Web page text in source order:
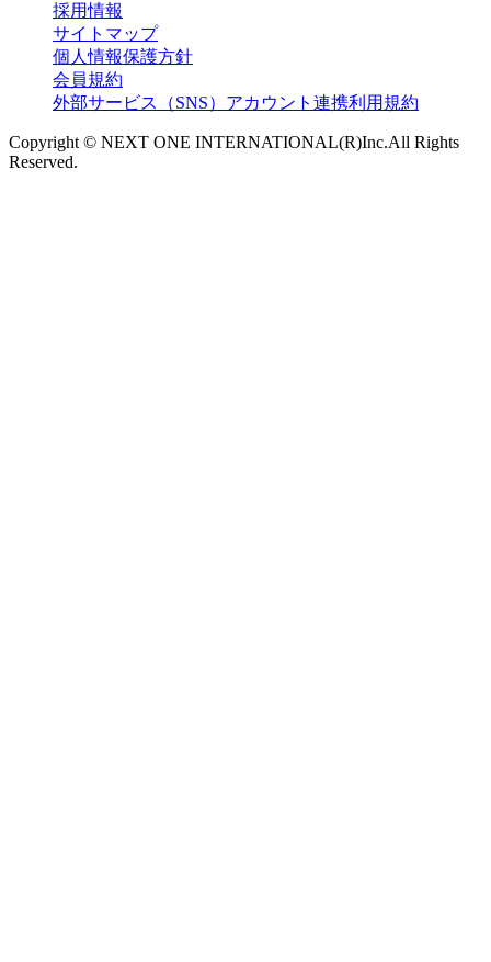
採用情報
サイトマップ
個人情報保護方針
会員規約
外部サービス（SNS）アカウント連携利用規約
Copyright © NEXT ONE INTERNATIONAL(R)Inc.All Rights
Reserved.